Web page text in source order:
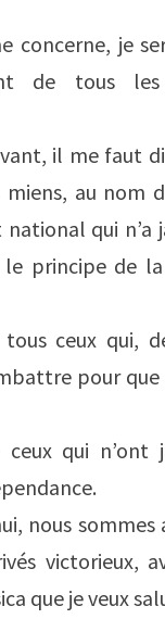
concerne, je
de tous
il me faut
miens, au nom
qui n’a
le principe de
ceux qui,
pour que
qui n’ont
nous
victorieux,
que je veux